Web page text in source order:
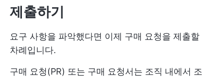
제출하기
요구 사항을 파악했다면 이제 구매 요청을 제출할
차례입니다.
구매 요청(PR) 또는 구매 요청서는 조직 내에서 조